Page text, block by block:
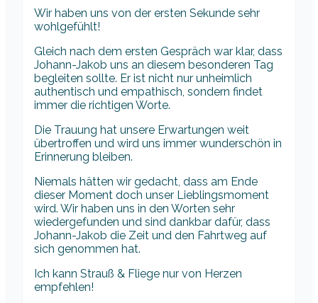
Wir haben uns von der ersten Sekunde sehr
wohlgefühlt!
Gleich nach dem ersten Gespräch war klar, dass
Johann-Jakob uns an diesem besonderen Tag
begleiten sollte. Er ist nicht nur unheimlich
authentisch und empathisch, sondern findet
immer die richtigen Worte.
Die Trauung hat unsere Erwartungen weit
übertroffen und wird uns immer wunderschön in
Erinnerung bleiben.
Niemals hätten wir gedacht, dass am Ende
dieser Moment doch unser Lieblingsmoment
wird. Wir haben uns in den Worten sehr
wiedergefunden und sind dankbar dafür, dass
Johann-Jakob die Zeit und den Fahrtweg auf
sich genommen hat.
Ich kann Strauß & Fliege nur von Herzen
empfehlen!